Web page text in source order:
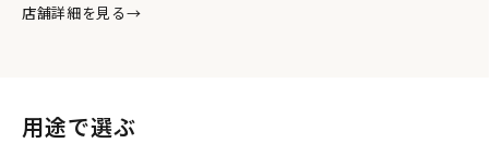
原産国・地域
店舗詳細を見る→
用途で選ぶ
日常のために